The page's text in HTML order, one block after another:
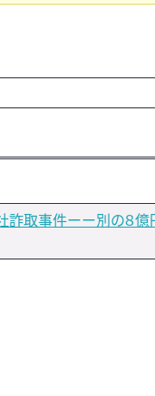
詐取事件ーー別の８